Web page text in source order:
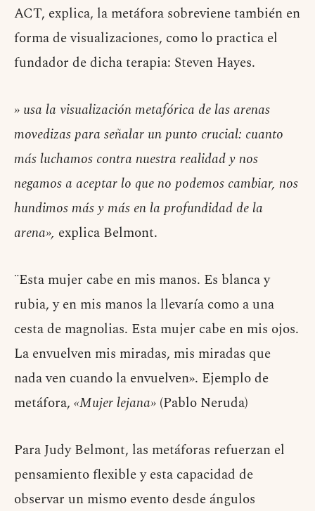
ACT, explica, la metáfora sobreviene también en
forma de visualizaciones, como lo practica el
fundador de dicha terapia: Steven Hayes.
» usa la visualización metafórica de las arenas
movedizas para señalar un punto crucial: cuanto
más luchamos contra nuestra realidad y nos
negamos a aceptar lo que no podemos cambiar, nos
hundimos más y más en la profundidad de la
arena», explica Belmont.
¨Esta mujer cabe en mis manos. Es blanca y
rubia, y en mis manos la llevaría como a una
cesta de magnolias. Esta mujer cabe en mis ojos.
La envuelven mis miradas, mis miradas que
nada ven cuando la envuelven». Ejemplo de
metáfora, «Mujer lejana» (Pablo Neruda)
Para Judy Belmont, las metáforas refuerzan el
pensamiento flexible y esta capacidad de
observar un mismo evento desde ángulos